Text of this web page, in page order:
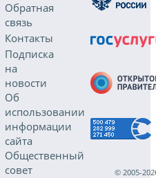
Обратная
связь
Контакты
Подписка
на
новости
Об
использовании
информации
сайта
Общественный
совет
© 2005-